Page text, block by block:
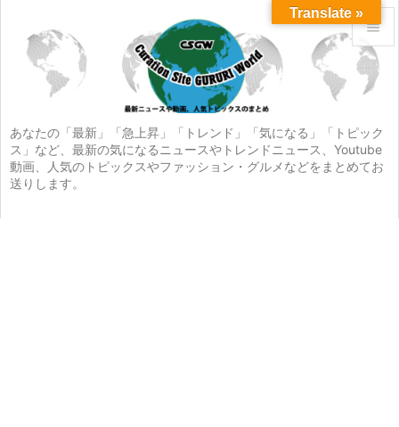
あなたの「最新」「急上昇」「トレンド」「気になる」「トピック
ス」など、最新の気になるニュースやトレンドニュース、Youtube
動画、人気のトピックスやファッション・グルメなどをまとめてお
送りします。


メニュ
サイド

前へ
Translate »